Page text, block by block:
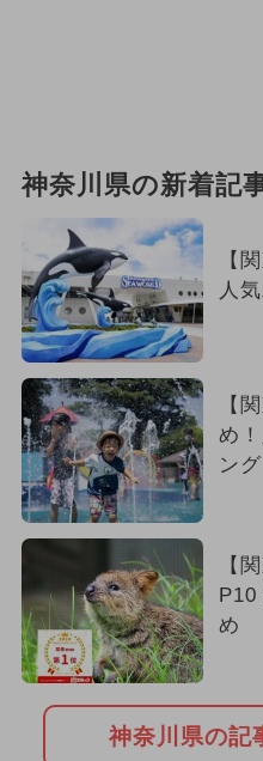
神奈川県の新着記
【
人
【
め
ン
【
P10
め
神奈川県の記